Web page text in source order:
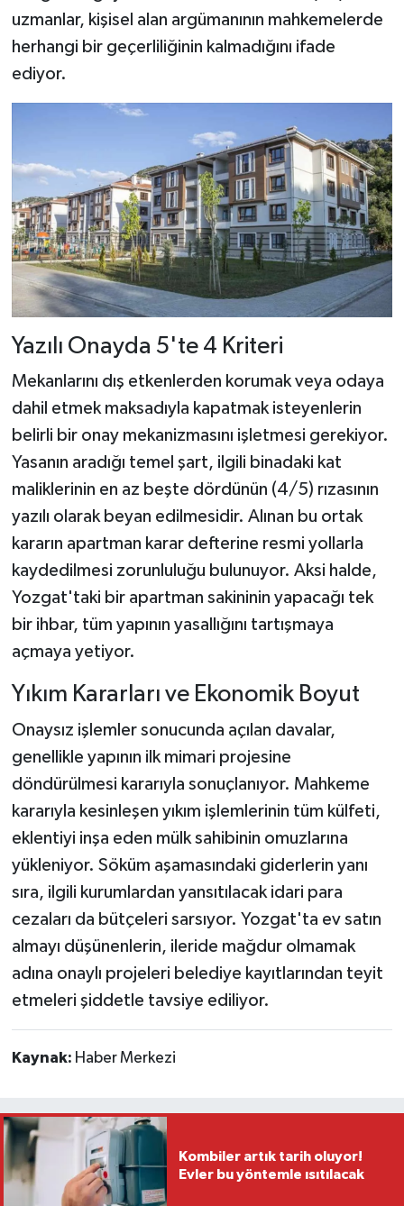
uzmanlar, kişisel alan argümanının mahkemelerde
herhangi bir geçerliliğinin kalmadığını ifade
ediyor.
Yazılı Onayda 5'te 4 Kriteri
Mekanlarını dış etkenlerden korumak veya odaya
dahil etmek maksadıyla kapatmak isteyenlerin
belirli bir onay mekanizmasını işletmesi gerekiyor.
Yasanın aradığı temel şart, ilgili binadaki kat
maliklerinin en az beşte dördünün (4/5) rızasının
yazılı olarak beyan edilmesidir. Alınan bu ortak
kararın apartman karar defterine resmi yollarla
kaydedilmesi zorunluluğu bulunuyor. Aksi halde,
Yozgat'taki bir apartman sakininin yapacağı tek
bir ihbar, tüm yapının yasallığını tartışmaya
açmaya yetiyor.
Yıkım Kararları ve Ekonomik Boyut
Onaysız işlemler sonucunda açılan davalar,
genellikle yapının ilk mimari projesine
döndürülmesi kararıyla sonuçlanıyor. Mahkeme
kararıyla kesinleşen yıkım işlemlerinin tüm külfeti,
eklentiyi inşa eden mülk sahibinin omuzlarına
yükleniyor. Söküm aşamasındaki giderlerin yanı
sıra, ilgili kurumlardan yansıtılacak idari para
cezaları da bütçeleri sarsıyor. Yozgat'ta ev satın
almayı düşünenlerin, ileride mağdur olmamak
adına onaylı projeleri belediye kayıtlarından teyit
etmeleri şiddetle tavsiye ediliyor.
Kaynak: Haber Merkezi
Kombiler artık tarih oluyor!
Evler bu yöntemle ısıtılacak